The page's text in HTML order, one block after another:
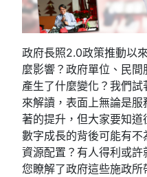
政府長照2.0政策推動以
麼影響？政府單位、民
產生了什麼變化？我們
來解讀，表面上無論是
著的提升，但大家要知
數字成長的背後可能有
資源配置？有人得利或
您瞭解了政府這些施政